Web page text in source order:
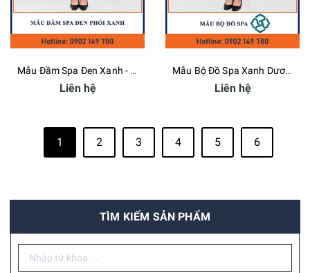
Mẫu Đầm Spa Đen Xanh - Bamboo Uniform
Liên hệ
Mẫu Bộ Đồ Spa Xanh Dương - Bamboo Uniform
Liên hệ
1 2 3 4 5 6
TÌM KIẾM SẢN PHẨM